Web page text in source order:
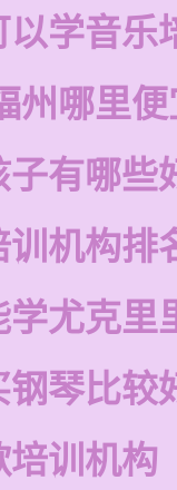
学音乐
州哪里便
子有哪些
机构排
尤克里
琴比较
培训机构